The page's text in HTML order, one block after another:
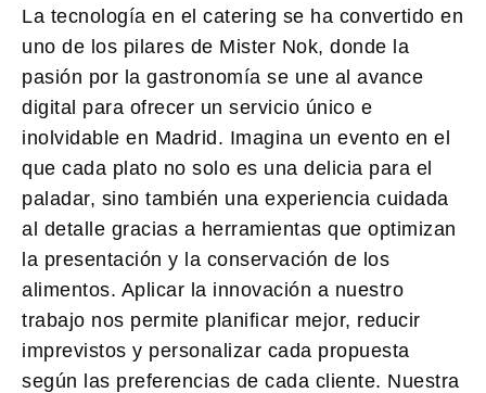
La tecnología en el catering se ha convertido en
uno de los pilares de Mister Nok, donde la
pasión por la gastronomía se une al avance
digital para ofrecer un servicio único e
inolvidable en Madrid. Imagina un evento en el
que cada plato no solo es una delicia para el
paladar, sino también una experiencia cuidada
al detalle gracias a herramientas que optimizan
la presentación y la conservación de los
alimentos. Aplicar la innovación a nuestro
trabajo nos permite planificar mejor, reducir
imprevistos y personalizar cada propuesta
según las preferencias de cada cliente. Nuestra